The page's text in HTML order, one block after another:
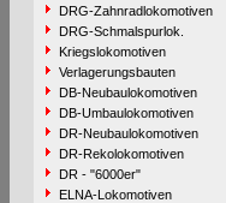
DRG-Zahnradlokomotiven
DRG-Schmalspurlok.
Kriegslokomotiven
Verlagerungsbauten
DB-Neubaulokomotiven
DB-Umbaulokomotiven
DR-Neubaulokomotiven
DR-Rekolokomotiven
DR - "6000er"
ELNA-Lokomotiven